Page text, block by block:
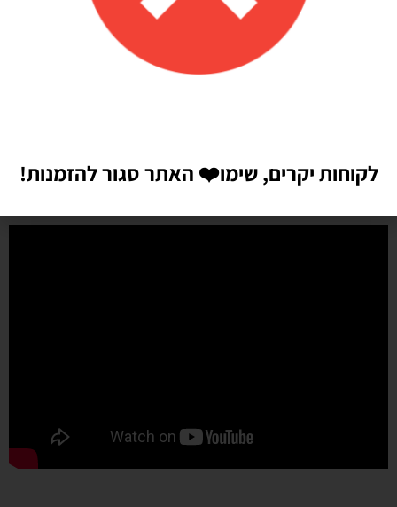
איכות מדהימה!
הזמנתי בלונים כדי לעצב קשת ליום הולדת של הבן שלי, המשלוח הגיע
מהר מהמצופה!! הכל באיכות מדהימה, בצבעים יפים בדיוק כמו שחשבתי
שיהיו!! התמונות מדברות בעד עצמן!! ממליצה בחום♥️♥️♥️
לקוחות יקרים, שימו❤️ האתר סגור להזמנות!